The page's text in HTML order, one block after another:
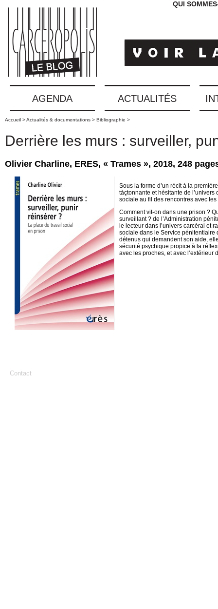
QUI
AGENDA ACTUALITÉS
Accueil >Actualités & documentations > Bibliographie >
Derrière les murs : surveiller,
Olivier Charline, ERES, « Trames », 2018, 248
Sous la forme d’un récit à la
tàçtonnante et hésitante de
sociale au fil des rencontres avec les
Comment vit-on dans une prison ?
surveillant ? de l’Administration
le lecteur dans l’univers carcéral et
sociale dans le Service pénitentiaire
détenus qui demandent son aide,
sécurité psychique propice à la
avec les proches, et avec
Contact